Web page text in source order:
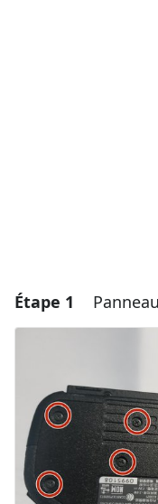
Étape 1